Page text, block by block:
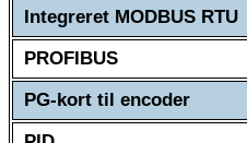
Integreret MODBUS RTU
PROFIBUS
PG-kort til encoder